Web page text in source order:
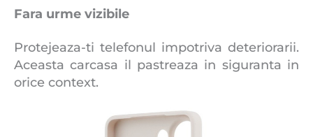
Fara urme vizibile
Protejeaza-ti telefonul impotriva deteriorarii.
Aceasta carcasa il pastreaza in siguranta in
orice context.